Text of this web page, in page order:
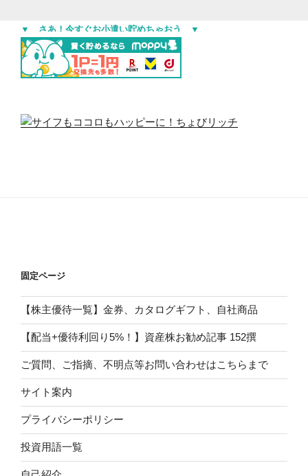
▼ さあ！今すぐお小遣い貯めちゃおう ▼
固定ページ
【株主優待一覧】金券、カタログギフト、自社商品
【配当+優待利回り5%！】資産株お勧め記事 152撰
ご質問、ご指摘、不明点等お問い合わせはこちらまで
サイト案内
プライバシーポリシー
投資用語一覧